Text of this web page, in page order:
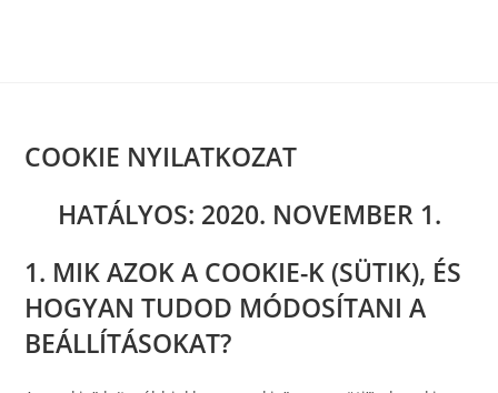
COOKIE NYILATKOZAT
HATÁLYOS: 2020. NOVEMBER 1.
1. MIK AZOK A COOKIE-K (SÜTIK), ÉS
HOGYAN TUDOD MÓDOSÍTANI A
BEÁLLÍTÁSOKAT?